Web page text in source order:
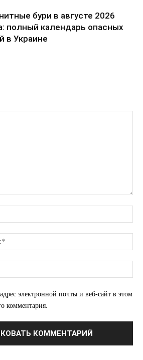
бури в августе 2026
полный календарь опасных
в Украине
электронной почты и веб-сайт в этом
комментария.